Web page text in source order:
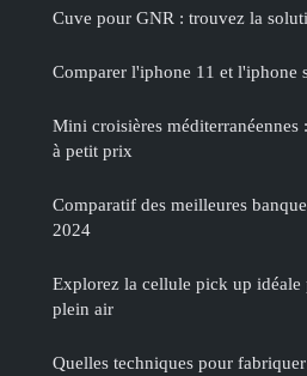
Cuve pour GNR : trouvez la
Comparer l'iphone 11 et l'iphone
Mini croisières méditerranéennes
à petit prix
Comparatif des meilleures
2024
Explorez la cellule pick up idéale
plein air
Quelles techniques pour